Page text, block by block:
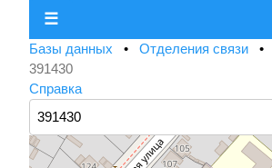
☰
Базы данных • Отделения связи •
391430
Справка